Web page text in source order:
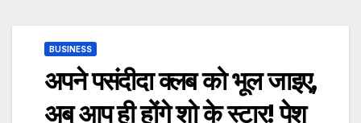
BUSINESS
अपने पसंदीदा क्लब को भूल जाइए,
अब आप ही होंगे शो के स्टार! पेश